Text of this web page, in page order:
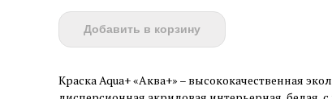
Добавить в корзину
Краска Aqua+ «Аква+» – высококачественная